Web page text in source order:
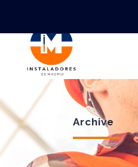
Archive